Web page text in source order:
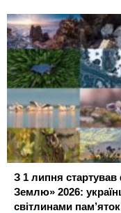
З 1 липня
Землю» 2026:
світлинами